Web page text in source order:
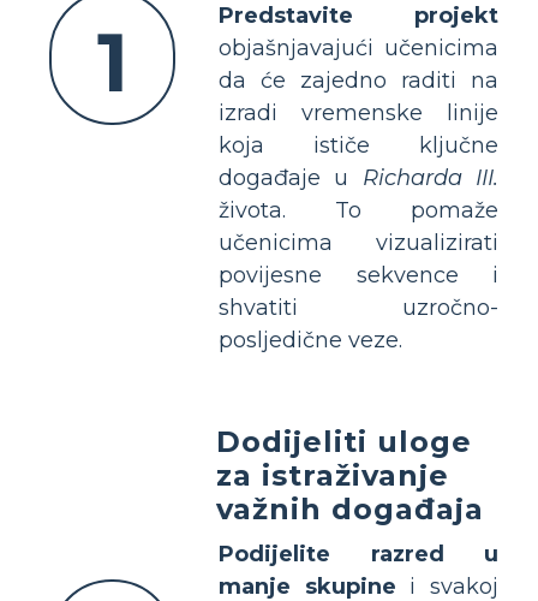
1
Predstavite projekt
objašnjavajući učenicima
da će zajedno raditi na
izradi vremenske linije
koja ističe ključne
događaje u Richarda III.
života. To pomaže
učenicima vizualizirati
povijesne sekvence i
shvatiti uzročno-
posljedične veze.
Dodijeliti uloge
za istraživanje
važnih događaja
Podijelite razred u
manje skupine i svakoj